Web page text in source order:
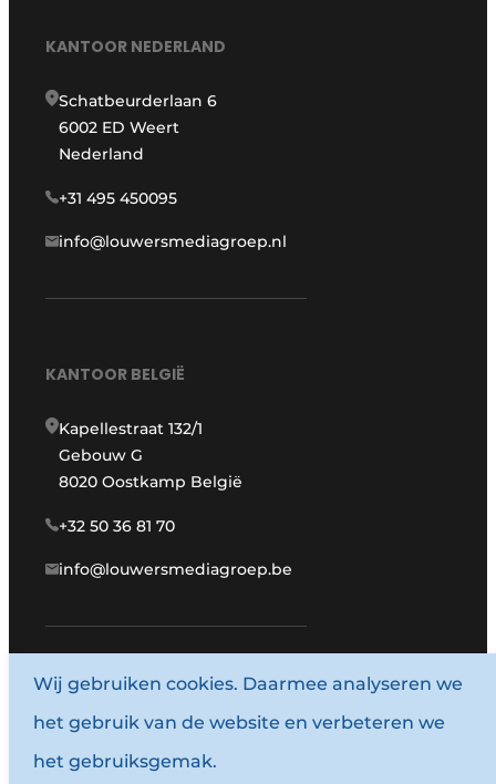
KANTOOR NEDERLAND
Schatbeurderlaan 6
6002 ED Weert
Nederland
+31 495 450095
info@louwersmediagroep.nl
KANTOOR BELGIË
Kapellestraat 132/1
Gebouw G
8020 Oostkamp België
+32 50 36 81 70
info@louwersmediagroep.be
www.louwersmediagroep.com
© 1987 - 2026 Louwersmediagroep.
Algemene voorwaarden
Wij gebruiken cookies. Daarmee analyseren we
het gebruik van de website en verbeteren we
het gebruiksgemak.